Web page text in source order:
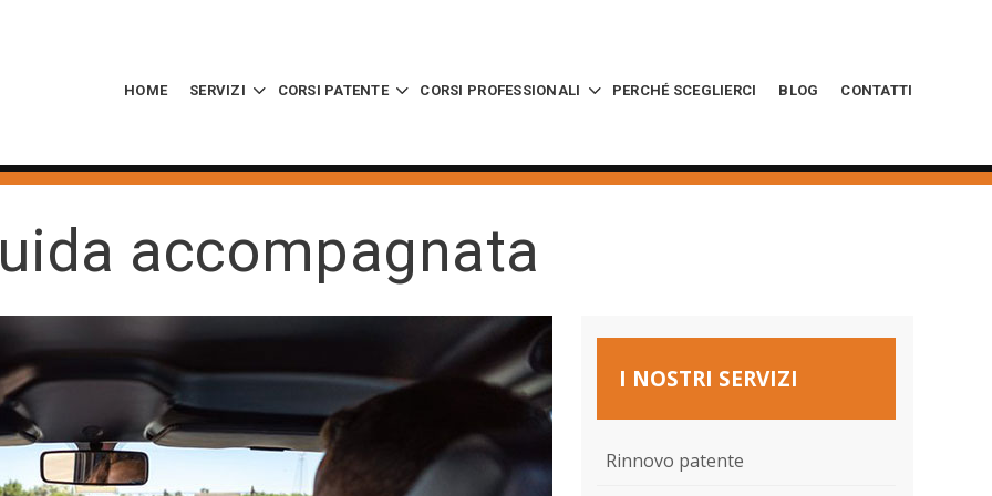
HOME SERVIZI CORSI PATENTE CORSI PROFESSIONALI PERCHÉ SCEGLIERCI BLOG CONTATTI
accompagnata
I NOSTRI SERVIZI
Rinnovo patente